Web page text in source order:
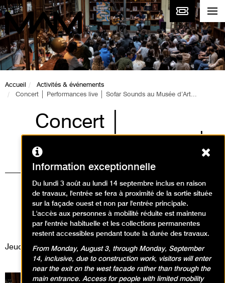
Accueil
Activités & événements
Concert │ Performances live │ Sofar Sounds au Musée d’Art...
Concert │
Performances live │
Sofar Sounds au
Musée d’Art
Moderne de Paris
Événement / Concert
Jeudi 29 janvier 2026
Information exceptionnelle
Du lundi 3 août au lundi 14 septembre inclus en raison
de travaux, l'entrée se fera à proximité de la sortie située
sur la façade ouest et non par l'entrée principale.
L'accès aux personnes à mobilité réduite est maintenu
par l'entrée habituelle et les collections permanentes
restent accessibles pendant toute la durée des travaux.
From Monday, August 3, through Monday, September
14, inclusive, due to construction work, visitors will enter
near the exit on the west facade rather than through the
main entrance. Access for people with limited mobility